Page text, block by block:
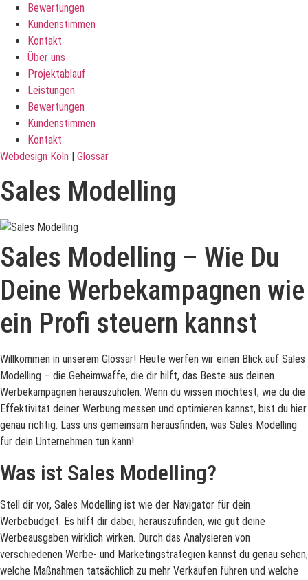
Bewertungen
Kundenstimmen
Kontakt
Über uns
Projektablauf
Leistungen
Bewertungen
Kundenstimmen
Kontakt
Webdesign Köln
Glossar
Sales Modelling
Sales Modelling – Wie Du
Deine Werbekampagnen wie
ein Profi steuern kannst
Willkommen in unserem Glossar! Heute werfen wir einen Blick auf Sales
Modelling – die Geheimwaffe, die dir hilft, das Beste aus deinen
Werbekampagnen herauszuholen. Wenn du wissen möchtest, wie du die
Effektivität deiner Werbung messen und optimieren kannst, bist du hier
genau richtig. Lass uns gemeinsam herausfinden, was Sales Modelling
für dein Unternehmen tun kann!
Was ist Sales Modelling?
Stell dir vor, Sales Modelling ist wie der Navigator für dein
Werbebudget. Es hilft dir dabei, herauszufinden, wie gut deine
Werbeausgaben wirklich wirken. Durch das Analysieren von
verschiedenen Werbe- und Marketingstrategien kannst du genau sehen,
welche Maßnahmen tatsächlich zu mehr Verkäufen führen und welche